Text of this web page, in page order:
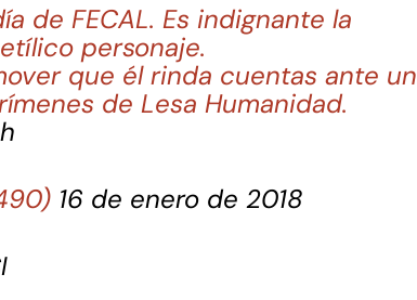
de FECAL. Es indignante la
personaje.
que él rinda cuentas ante un
de Lesa Humanidad.
16 de enero de 2018